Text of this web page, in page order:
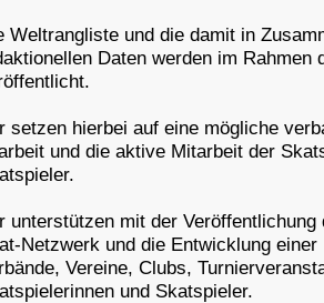
Weltrangliste und die damit in
Daten werden im Rahmen
setzen hierbei auf eine mögliche
und die aktive Mitarbeit der
unterstützen mit der
Netzwerk und die Entwicklung
Vereine, Clubs,
und Skatspieler.